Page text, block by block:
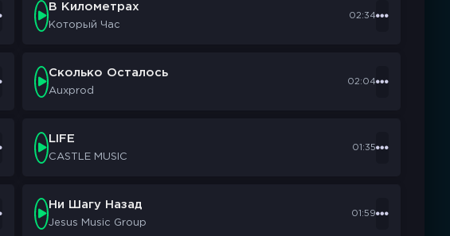
В Километрах
Который Час
02:34
Сколько Осталось
Auxprod
02:04
LIFE
CASTLE MUSIC
01:35
Ни Шагу Назад
Jesus Music Group
01:59